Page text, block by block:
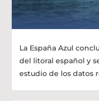
La España Azul
del litoral español y
estudio de los datos